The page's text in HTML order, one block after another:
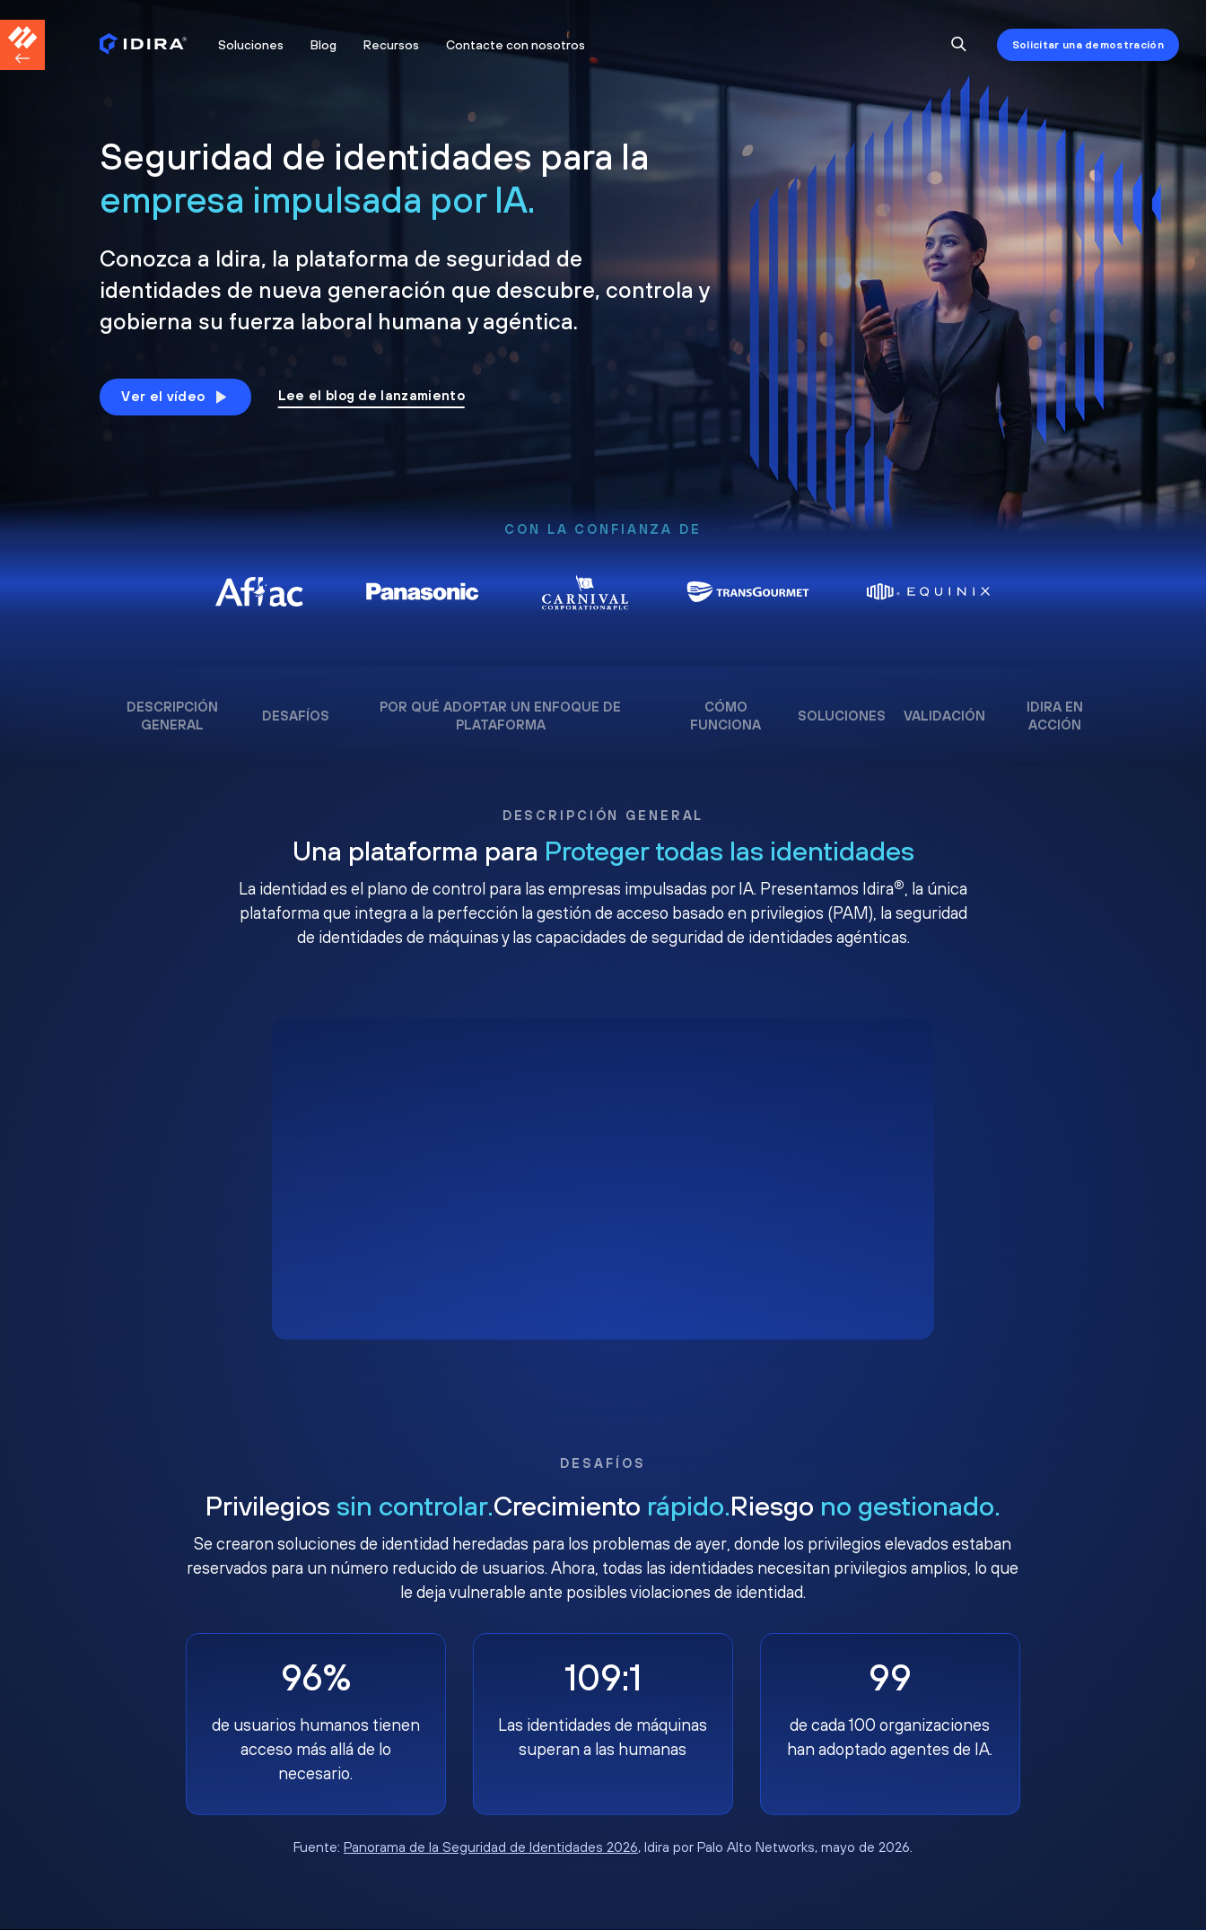
Soluciones Blog Recursos Contacte con nosotros Solicitar una demostración
Seguridad de identidades para la
empresa impulsada por IA.
Conozca a Idira, la plataforma de seguridad de
identidades de nueva generación que descubre, controla y
gobierna su fuerza laboral humana y agéntica.
Ver el vídeo Lee el blog de lanzamiento
CON LA CONFIANZA DE
DESCRIPCIÓN
GENERAL
DESAFÍOS
POR QUÉ ADOPTAR UN ENFOQUE DE
PLATAFORMA
CÓMO
FUNCIONA
SOLUCIONES VALIDACIÓN
IDIRA EN
ACCIÓN
DESCRIPCIÓN GENERAL
Una plataforma para Proteger todas las identidades
La identidad es el plano de control para las empresas impulsadas por IA. Presentamos Idira®, la única
plataforma que integra a la perfección la gestión de acceso basado en privilegios (PAM), la seguridad
de identidades de máquinas y las capacidades de seguridad de identidades agénticas.
DESAFÍOS
Privilegios sin controlar.Crecimiento rápido.Riesgo no gestionado.
Se crearon soluciones de identidad heredadas para los problemas de ayer, donde los privilegios elevados estaban
reservados para un número reducido de usuarios. Ahora, todas las identidades necesitan privilegios amplios, lo que
le deja vulnerable ante posibles violaciones de identidad.
96%
de usuarios humanos tienen
acceso más allá de lo
necesario.
109:1
Las identidades de máquinas
superan a las humanas
99
de cada 100 organizaciones
han adoptado agentes de IA.
Fuente: Panorama de la Seguridad de Identidades 2026, Idira por Palo Alto Networks, mayo de 2026.